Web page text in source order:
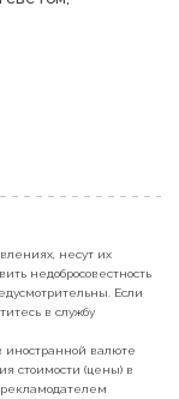
несут их
недобросовестность
Если
в службу
иностранной валюте
стоимости (цены) в
рекламодателем